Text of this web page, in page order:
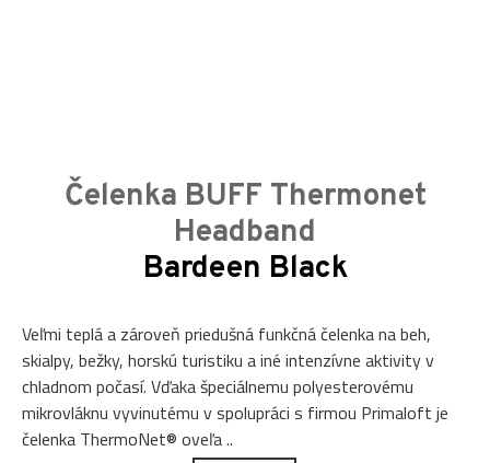
Čelenka BUFF Thermonet
Headband
Bardeen Black
Veľmi teplá a zároveň priedušná funkčná čelenka na beh,
skialpy, bežky, horskú turistiku a iné intenzívne aktivity v
chladnom počasí. Vďaka špeciálnemu polyesterovému
mikrovláknu vyvinutému v spolupráci s firmou Primaloft je
čelenka ThermoNet® oveľa ..